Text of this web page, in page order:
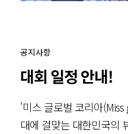
공지사항
대회 일정 안내!
'미스 글로벌 코리아
대에 걸맞는 대한민국의